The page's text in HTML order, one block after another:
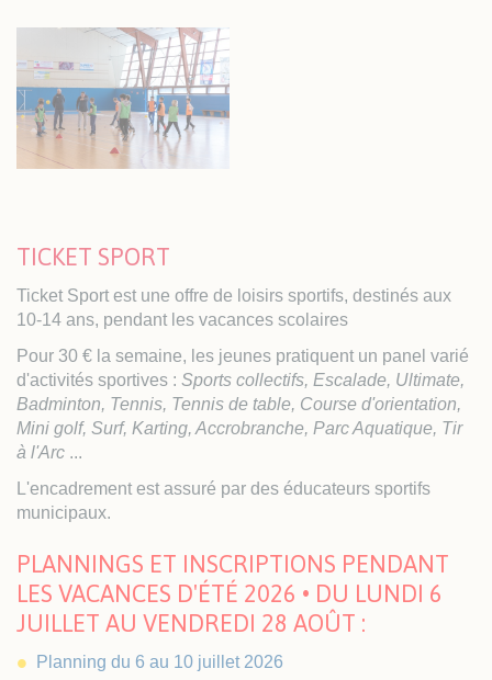
TICKET SPORT
Ticket Sport est une offre de loisirs sportifs, destinés aux
10-14 ans, pendant les vacances scolaires
Pour 30 € la semaine, les jeunes pratiquent un panel varié
d'activités sportives : Sports collectifs, Escalade, Ultimate,
Badminton, Tennis, Tennis de table, Course d'orientation,
Mini golf, Surf, Karting, Accrobranche, Parc Aquatique, Tir
à l'Arc ...
L'encadrement est assuré par des éducateurs sportifs
municipaux.
PLANNINGS ET INSCRIPTIONS PENDANT
LES VACANCES D'ÉTÉ 2026 • DU LUNDI 6
JUILLET AU VENDREDI 28 AOÛT :
Planning du 6 au 10 juillet 2026